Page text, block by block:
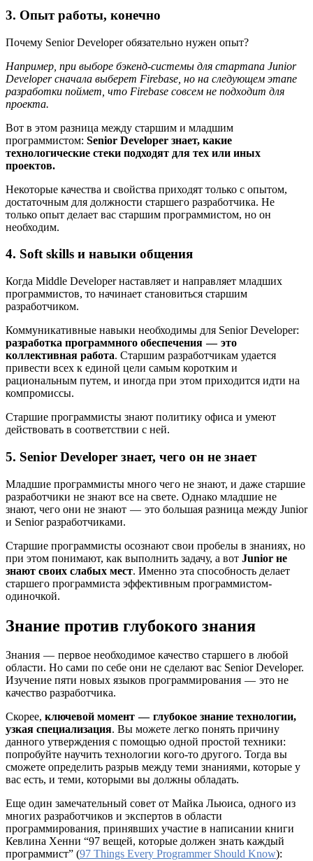
3. Опыт работы, конечно
Почему Senior Developer обязательно нужен опыт?
Например, при выборе бэкенд-системы для стартапа Junior
Developer сначала выберет Firebase, но на следующем этапе
разработки поймет, что Firebase совсем не подходит для
проекта.
Вот в этом разница между старшим и младшим
программистом: Senior Developer знает, какие
технологические стеки подходят для тех или иных
проектов.
Некоторые качества и свойства приходят только с опытом,
достаточным для должности старшего разработчика. Не
только опыт делает вас старшим программистом, но он
необходим.
4. Soft skills и навыки общения
Когда Middle Developer наставляет и направляет младших
программистов, то начинает становиться старшим
разработчиком.
Коммуникативные навыки необходимы для Senior Developer:
разработка программного обеспечения — это
коллективная работа. Старшим разработчикам удается
привести всех к единой цели самым коротким и
рациональным путем, и иногда при этом приходится идти на
компромиссы.
Старшие программисты знают политику офиса и умеют
действовать в соответствии с ней.
5. Senior Developer знает, чего он не знает
Младшие программисты много чего не знают, и даже старшие
разработчики не знают все на свете. Однако младшие не
знают, чего они не знают — это большая разница между Junior
и Senior разработчиками.
Старшие программисты осознают свои пробелы в знаниях, но
при этом понимают, как выполнить задачу, а вот Junior не
знают своих слабых мест. Именно эта способность делает
старшего программиста эффективным программистом-
одиночкой.
Знание против глубокого знания
Знания — первое необходимое качество старшего в любой
области. Но сами по себе они не сделают вас Senior Developer.
Изучение пяти новых языков программирования — это не
качество разработчика.
Скорее, ключевой момент — глубокое знание технологии,
узкая специализация. Вы можете легко понять причину
данного утверждения с помощью одной простой техники:
попробуйте научить технологии кого-то другого. Тогда вы
сможете определить разрыв между теми знаниями, которые у
вас есть, и теми, которыми вы должны обладать.
Еще один замечательный совет от Майка Льюиса, одного из
многих разработчиков и экспертов в области
программирования, принявших участие в написании книги
Кевлина Хенни “97 вещей, которые должен знать каждый
программист” (97 Things Every Programmer Should Know):